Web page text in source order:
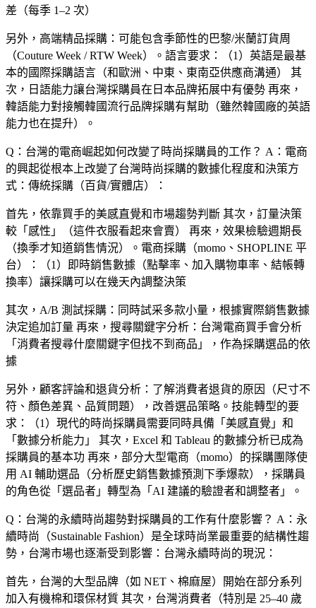
差（每季 1–2 次）
另外，高端精品採購：可能包含季節性的巴黎/米蘭訂貨周
（Couture Week / RTW Week）。語言要求：（1）英語是最基
本的國際採購語言（和歐洲、中東、東南亞供應商溝通） 其
次，日語能力讓台灣採購員在日本品牌拓展中有優勢 再來，
韓語能力對接觸韓國流行品牌採購有幫助（雖然韓國廠的英語
能力也在提升）。
Q：台灣的電商崛起如何改變了時尚採購員的工作？ A：電商
的興起從根本上改變了台灣時尚採購的數據化程度和決策方
式：傳統採購（百貨/實體店）：
首先，依靠買手的美感直覺和市場趨勢判斷 其次，訂量決策
較「感性」（這件衣服看起來會賣） 再來，效果檢驗週期長
（換季才知道銷售情況）。電商採購（momo、SHOPLINE 平
台）：（1）即時銷售數據（點擊率、加入購物車率、結帳轉
換率）讓採購可以在幾天內調整決策
其次，A/B 測試採購：同時試采多款小量，根據實際銷售數據
決定追加訂量 再來，搜尋關鍵字分析：台灣電商買手會分析
「消費者搜尋什麼關鍵字但找不到商品」，作為採購選品的依
據
另外，顧客評論和退貨分析：了解消費者退貨的原因（尺寸不
符、顏色差異、品質問題），改善選品策略。技能轉型的要
求：（1）現代的時尚採購員需要同時具備「美感直覺」和
「數據分析能力」 其次，Excel 和 Tableau 的數據分析已成為
採購員的基本功 再來，部分大型電商（momo）的採購團隊使
用 AI 輔助選品（分析歷史銷售數據預測下季爆款），採購員
的角色從「選品者」轉型為「AI 建議的驗證者和調整者」。
Q：台灣的永續時尚趨勢對採購員的工作有什麼影響？ A：永
續時尚（Sustainable Fashion）是全球時尚業最重要的結構性趨
勢，台灣市場也逐漸受到影響：台灣永續時尚的現況：
首先，台灣的大型品牌（如 NET、棉麻屋）開始在部分系列
加入有機棉和環保材質 其次，台灣消費者（特別是 25–40 歲